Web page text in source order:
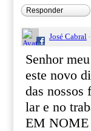
Responder
José Cabral ·
Senhor
este novo
das nossos
lar e no
EM